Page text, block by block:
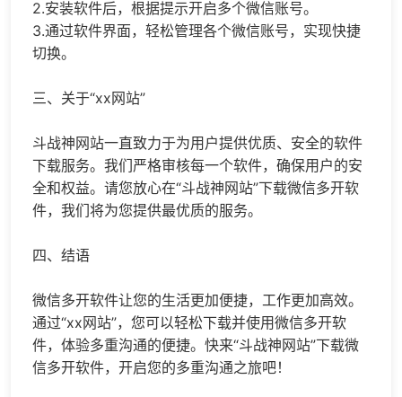
2.安装软件后，根据提示开启多个微信账号。
3.通过软件界面，轻松管理各个微信账号，实现快捷
切换。
三、关于“xx网站”
斗战神网站一直致力于为用户提供优质、安全的软件
下载服务。我们严格审核每一个软件，确保用户的安
全和权益。请您放心在“斗战神网站”下载微信多开软
件，我们将为您提供最优质的服务。
四、结语
微信多开软件让您的生活更加便捷，工作更加高效。
通过“xx网站”，您可以轻松下载并使用微信多开软
件，体验多重沟通的便捷。快来“斗战神网站”下载微
信多开软件，开启您的多重沟通之旅吧！